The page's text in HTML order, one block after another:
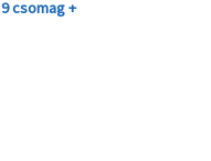
9 csomag +